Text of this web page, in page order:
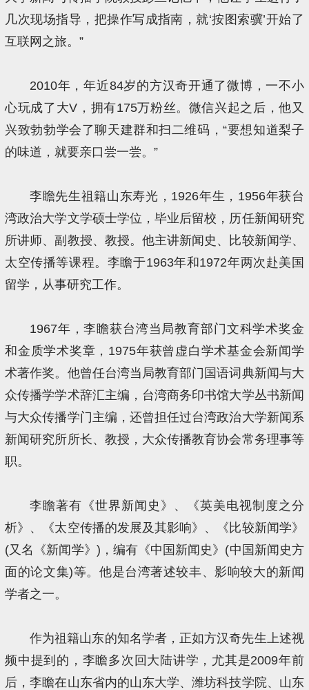
几次现场指导，把操作写成指南，就‘按图索骥’开始了
互联网之旅。”
2010年，年近84岁的方汉奇开通了微博，一不小
心玩成了大V，拥有175万粉丝。微信兴起之后，他又
兴致勃勃学会了聊天建群和扫二维码，“要想知道梨子
的味道，就要亲口尝一尝。”
李瞻先生祖籍山东寿光，1926年生，1956年获台
湾政治大学文学硕士学位，毕业后留校，历任新闻研究
所讲师、副教授、教授。他主讲新闻史、比较新闻学、
太空传播等课程。李瞻于1963年和1972年两次赴美国
留学，从事研究工作。
1967年，李瞻获台湾当局教育部门文科学术奖金
和金质学术奖章，1975年获曾虚白学术基金会新闻学
术著作奖。他曾任台湾当局教育部门国语词典新闻与大
众传播学学术辞汇主编，台湾商务印书馆大学丛书新闻
与大众传播学门主编，还曾担任过台湾政治大学新闻系
新闻研究所所长、教授，大众传播教育协会常务理事等
职。
李瞻著有《世界新闻史》、《英美电视制度之分
析》、《太空传播的发展及其影响》、《比较新闻学》
(又名《新闻学》)，编有《中国新闻史》(中国新闻史方
面的论文集)等。他是台湾著述较丰、影响较大的新闻
学者之一。
作为祖籍山东的知名学者，正如方汉奇先生上述视
频中提到的，李瞻多次回大陆讲学，尤其是2009年前
后，李瞻在山东省内的山东大学、潍坊科技学院、山东